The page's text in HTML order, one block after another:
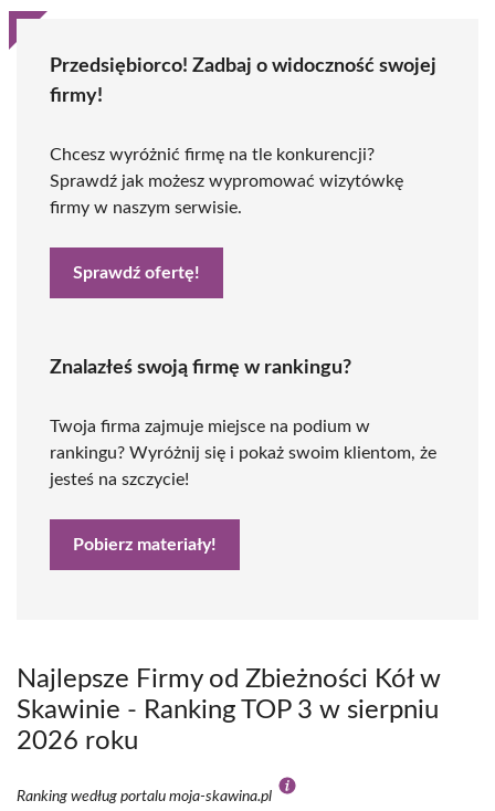
Przedsiębiorco! Zadbaj o widoczność swojej
firmy!
Chcesz wyróżnić firmę na tle konkurencji?
Sprawdź jak możesz wypromować wizytówkę
firmy w naszym serwisie.
Sprawdź ofertę!
Znalazłeś swoją firmę w rankingu?
Twoja firma zajmuje miejsce na podium w
rankingu? Wyróżnij się i pokaż swoim klientom, że
jesteś na szczycie!
Pobierz materiały!
Najlepsze Firmy od Zbieżności Kół w
Skawinie - Ranking TOP 3 w sierpniu
2026 roku
Ranking według portalu moja-skawina.pl